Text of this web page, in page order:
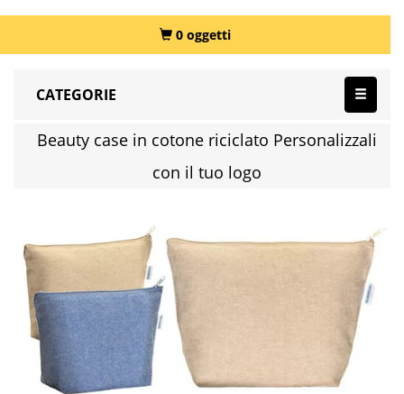
0 oggetti
CATEGORIE
Beauty case in cotone riciclato Personalizzali
con il tuo logo